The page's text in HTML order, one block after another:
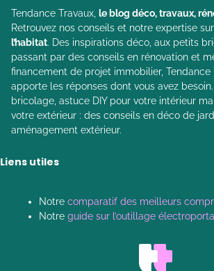
Tendance Travaux, le blog déco, travaux,
Retrouvez nos conseils et notre expertise
l’habitat. Des inspirations déco, aux petits
passant par des conseils en rénovation et
financement de projet immobilier, Tendance
apporte les réponses dont vous avez
bricolage, astuce DIY pour votre intérieur
votre extérieur : des conseils en déco de
aménagement extérieur.
Liens utiles
Notre comparatif des meilleurs
Notre guide sur l’outillage